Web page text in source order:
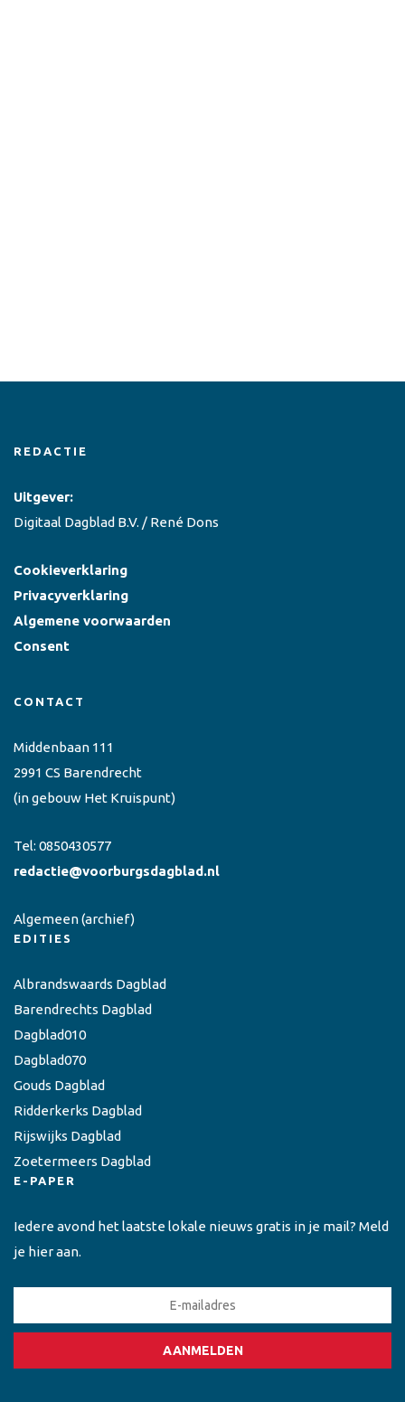
REDACTIE
Uitgever:
Digitaal Dagblad B.V. / René Dons
Cookieverklaring
Privacyverklaring
Algemene voorwaarden
Consent
CONTACT
Middenbaan 111
2991 CS Barendrecht
(in gebouw Het Kruispunt)
Tel: 0850430577
redactie@voorburgsdagblad.nl
Algemeen(archief)
EDITIES
Albrandswaards Dagblad
Barendrechts Dagblad
Dagblad010
Dagblad070
Gouds Dagblad
Ridderkerks Dagblad
Rijswijks Dagblad
Zoetermeers Dagblad
E-PAPER
Iedere avond het laatste lokale nieuws gratis in je mail? Meld
je hier aan.